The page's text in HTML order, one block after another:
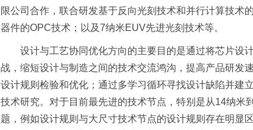
限公司合作，联合研发基于反向光刻技术和并行计算技术
器件的OPC技术；以及7纳米EUV先进光刻技术等。
设计与工艺协同优化方向的主要目的是通过将芯片设
战，缩短设计与制造之间的技术交流鸿沟，提高产品研发
设计规则检验和优化；通过多学习循环寻找设计缺陷并建
技术研究。对于目前最先进的技术节点，特别是从14纳米
题，例如设计规则与大尺寸技术节点的设计规则存在明显